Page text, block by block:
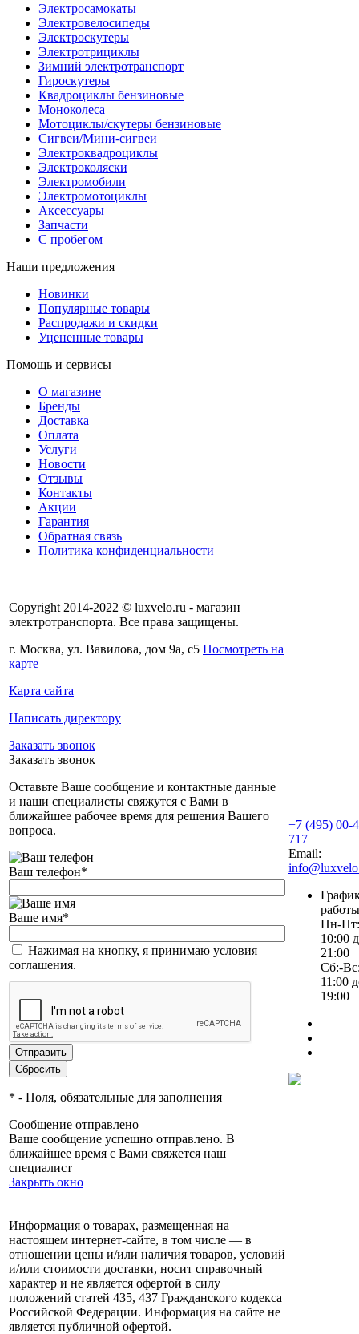
Электросамокаты
Электровелосипеды
Электроскутеры
Электротрициклы
Зимний электротранспорт
Гироскутеры
Квадроциклы бензиновые
Моноколеса
Мотоциклы/скутеры бензиновые
Сигвеи/Мини-сигвеи
Электроквадроциклы
Электроколяски
Электромобили
Электромотоциклы
Аксессуары
Запчасти
С пробегом
Наши предложения
Новинки
Популярные товары
Распродажи и скидки
Уцененные товары
Помощь и сервисы
О магазине
Бренды
Доставка
Оплата
Услуги
Новости
Отзывы
Контакты
Акции
Гарантия
Обратная связь
Политика конфиденциальности
Copyright 2014-2022 © luxvelo.ru - магазин
электротранспорта. Все права защищены.
г. Москва, ул. Вавилова, дом 9а, с5 Посмотреть на
карте
Карта сайта
Написать директору
Заказать звонок
Заказать звонок
Оставьте Ваше сообщение и контактные данные
и наши специалисты свяжутся с Вами в
ближайшее рабочее время для решения Вашего
вопроса.
Ваш телефон*
Ваше имя*
Нажимая на кнопку, я принимаю условия
соглашения.
* - Поля, обязательные для заполнения
Сообщение отправлено
Ваше сообщение успешно отправлено. В
ближайшее время с Вами свяжется наш
специалист
Закрыть окно
Информация о товарах, размещенная на
настоящем интернет-сайте, в том числе — в
отношении цены и/или наличия товаров, условий
и/или стоимости доставки, носит справочный
характер и не является офертой в силу
положений статей 435, 437 Гражданского кодекса
Российской Федерации. Информация на сайте не
является публичной офертой.
+7 (495) 00-
717
Email:
работы
Пн-
10:00
21:00
Сб:-
11:00
19:00